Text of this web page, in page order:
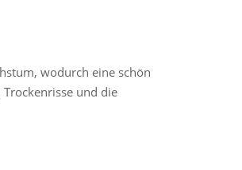
wodurch eine schön
und die